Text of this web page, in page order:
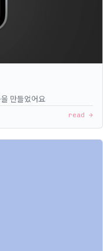
만들었어요
read →